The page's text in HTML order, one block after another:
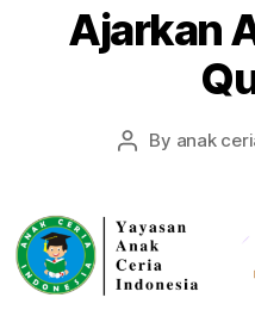
Ajarkan
Post
By anak